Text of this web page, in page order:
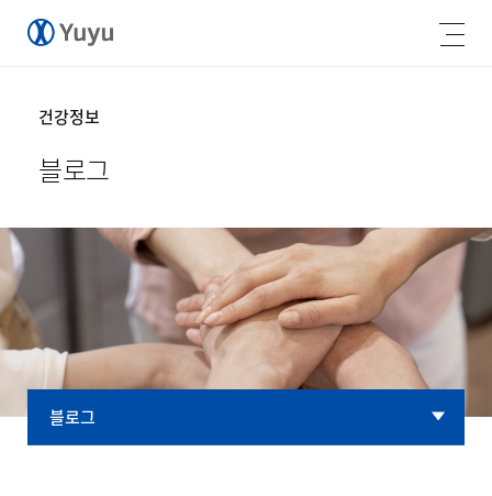
건강정보
블로그
블로그